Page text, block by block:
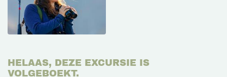
HELAAS, DEZE EXCURSIE IS
VOLGEBOEKT.